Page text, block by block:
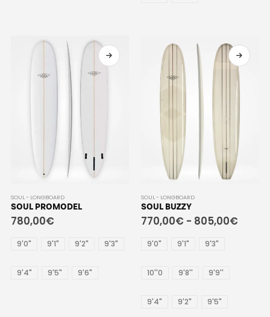
SOUL - LONGBOARD
SOUL PROMODEL
780,00€
9'0" 9'1" 9'2" 9'3"
9'4" 9'5" 9'6"
SOUL - LONGBOARD
SOUL BUZZY
770,00€ - 805,00€
9'0" 9'1" 9'3"
10''0 9'8'' 9'9''
9'4" 9'2" 9'5"